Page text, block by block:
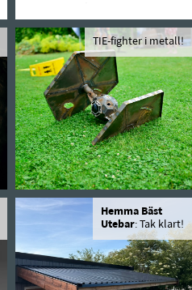
TIE-fighter i metall!
Hemma Bäst
Utebar: Tak klart!